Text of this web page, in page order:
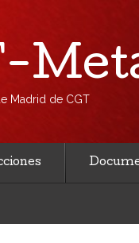
Madrid de CGT